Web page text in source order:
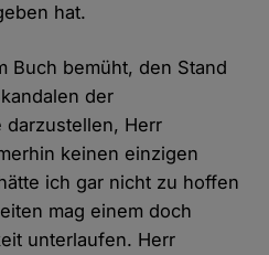
hat.
Buch bemüht, den Stand
der
darzustellen, Herr
keinen einzigen
ich gar nicht zu hoffen
mag einem doch
unterlaufen. Herr